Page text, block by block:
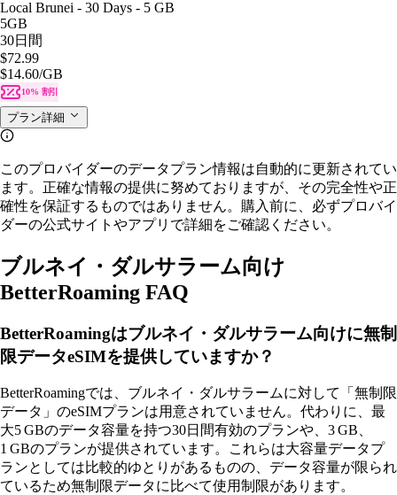
Local Brunei - 30 Days - 5 GB
5GB
30日間
$72.99
$14.60/GB
10% 割引
プラン詳細
このプロバイダーのデータプラン情報は自動的に更新されてい
ます。正確な情報の提供に努めておりますが、その完全性や正
確性を保証するものではありません。購入前に、必ずプロバイ
ダーの公式サイトやアプリで詳細をご確認ください。
ブルネイ・ダルサラーム向け
BetterRoaming FAQ
BetterRoamingはブルネイ・ダルサラーム向けに無制
限データeSIMを提供していますか？
BetterRoamingでは、ブルネイ・ダルサラームに対して「無制限
データ」のeSIMプランは用意されていません。代わりに、最
大5 GBのデータ容量を持つ30日間有効のプランや、3 GB、
1 GBのプランが提供されています。これらは大容量データプ
ランとしては比較的ゆとりがあるものの、データ容量が限られ
ているため無制限データに比べて使用制限があります。